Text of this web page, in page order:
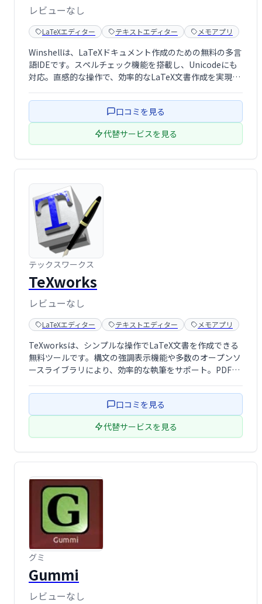
レビューなし
LaTeXエディター テキストエディター メモアプリ
Winshellは、LaTeXドキュメント作成のための無料の多言
語IDEです。スペルチェック機能を搭載し、Unicodeにも
対応。直感的な操作で、効率的なLaTeX文書作成を実現し
口コミを見る
代替サービスを見る
テックスワークス
TeXworks
レビューなし
LaTeXエディター テキストエディター メモアプリ
TeXworksは、シンプルな操作でLaTeX文書を作成できる
無料ツールです。構文の強調表示機能や多数のオープンソ
ースライブラリにより、効率的な執筆をサポート。PDFへ
す。
口コミを見る
代替サービスを見る
グミ
Gummi
レビューなし